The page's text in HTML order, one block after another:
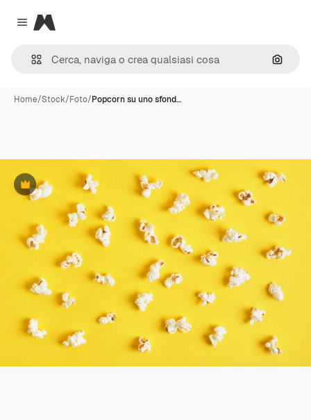
Close menu
Magnific
Cerca
Home/Stock/Foto/Popcorn su uno sfond…
Premium